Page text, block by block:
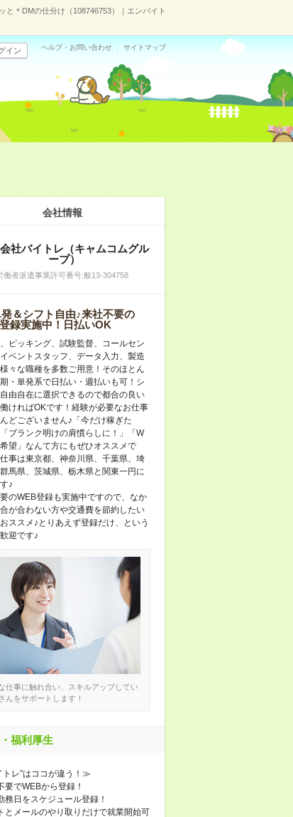
と＊DMの仕分け（108746753）｜エンバイト
イン ヘルプ・お問い合わせ サイトマップ
会社情報
社バイトレ（キャムコムグル
ープ）
働者派遣事業許可番号:般13-304758
＆シフト自由♪来社不要の
録実施中！日払いOK
ピッキング、試験監督、コールセン
ベントスタッフ、データ入力、製造
々な職種を多数ご用意！そのほとん
・単発系で日払い・週払いも可！シ
由自在に選択できるので都合の良い
ければOKです！経験が必要なお仕事
どございません♪「今だけ稼ぎた
ブランク明けの肩慣らしに！」「W
望」なんて方にもぜひオススメで
事は東京都、神奈川県、千葉県、埼
馬県、茨城県、栃木県と関東一円に
♪
のWEB登録も実施中ですので、なか
が合わない方や交通費を節約したい
ススメ♪とりあえず登録だけ、という
迎です♪
仕事に触れ合い、スキルアップしてい
んをサポートします！
福利厚生
トレ”はココが違う！≫
要でWEBから登録！
務日をスケジュール登録！
とメールのやり取りだけで就業開始可